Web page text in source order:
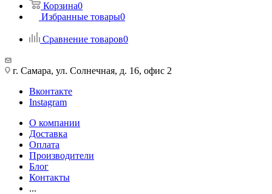
Корзина0
Избранные товары0
Сравнение товаров0
г. Самара, ул. Солнечная, д. 16, офис 2
Вконтакте
Instagram
О компании
Доставка
Оплата
Производители
Блог
Контакты
...